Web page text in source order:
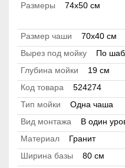
Размеры
74x50 см
Размер чаши
70x40 см
Вырез под мойку
По
Глубина мойки
19 см
Код товара
524274
Тип мойки
Одна чаша
Вид монтажа
В один
Материал
Гранит
Ширина базы
80 см